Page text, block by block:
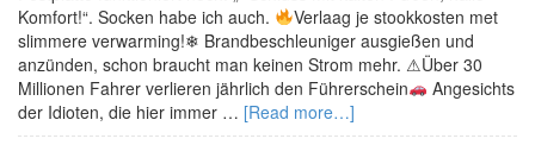
Komfort!“. Socken habe ich auch.
Verlaag je stookkosten met
slimmere verwarming!❄ Brandbeschleuniger ausgießen und
anzünden, schon braucht man keinen Strom mehr. ⚠Über 30
Millionen Fahrer verlieren jährlich den Führerschein
Angesichts
der Idioten, die hier immer … [Read more…]